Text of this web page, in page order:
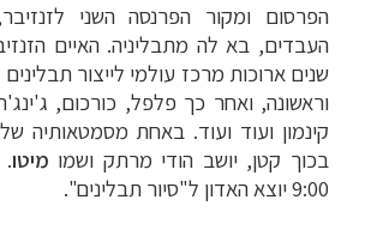
הפרסום ומקור הפרנסה השני
העבדים, בא לה מתבליניה. האיים
שנים ארוכות מרכז עולמי לייצור
וראשונה, ואחר כך פלפל, כורכום,
קינמון ועוד ועוד. באחת מסמטאותיה
בכוך קטן, יושב הודי מרתק ושמו מיטו.
9:00 יוצא האדון ל"סיור תבלינים".